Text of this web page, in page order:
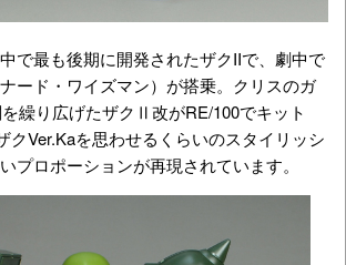
で最も後期に開発されたザクIIで、劇中で
ード・ワイズマン）が搭乗。クリスのガ
繰り広げたザクⅡ改がRE/100でキット
クVer.Kaを思わせるくらいのスタイリッシ
プロポーションが再現されています。